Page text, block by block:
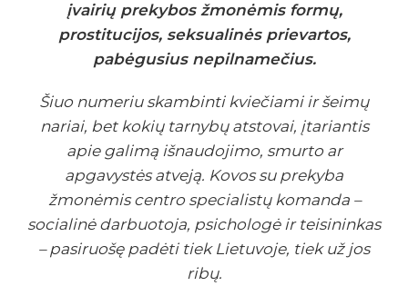
įvairių prekybos žmonėmis formų,
prostitucijos, seksualinės prievartos,
pabėgusius nepilnamečius.
Šiuo numeriu skambinti kviečiami ir šeimų
nariai, bet kokių tarnybų atstovai, įtariantis
apie galimą išnaudojimo, smurto ar
apgavystės atveją. Kovos su prekyba
žmonėmis centro specialistų komanda –
socialinė darbuotoja, psichologė ir teisininkas
– pasiruošę padėti tiek Lietuvoje, tiek už jos
ribų.